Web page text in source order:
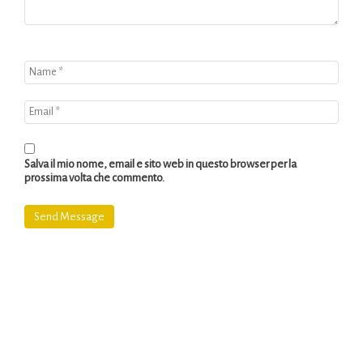
Salva il mio nome, email e sito web in questo browser per la
prossima volta che commento.